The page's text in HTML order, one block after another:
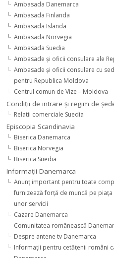
Ambasada Danemarca
Ambasada Finlanda
Ambasada Islanda
Ambasada Norvegia
Ambasada Suedia
Ambasade şi oficii consulare ale
Ambasade şi oficii consulare cu
pentru Republica Moldova
Centrul comun de Vize – Moldova
Condiţii de intrare şi regim de
Relatii comerciale Suedia
Episcopia Scandinavia
Biserica Danemarca
Biserica Norvegia
Biserica Suedia
Informaţii Danemarca
Anunţ important pentru toate
furnizează forţă de muncă pe
unor servicii
Cazare Danemarca
Comunitatea românească
Despre antene tv Danemarca
Informaţii pentru cetăţenii români